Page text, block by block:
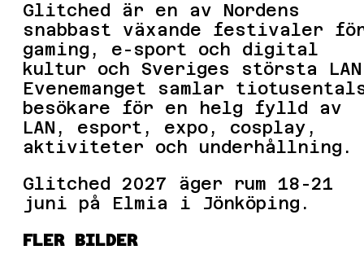
Glitched är en av Nordens
snabbast växande festivaler
gaming, e-sport och digital
kultur och Sveriges största
Evenemanget samlar
besökare för en helg fylld av
LAN, esport, expo, cosplay,
aktiviteter och underhållning.
Glitched 2027 äger rum 18-21
juni på Elmia i Jönköping.
FLER BILDER